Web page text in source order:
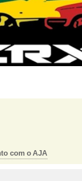
com o AJA